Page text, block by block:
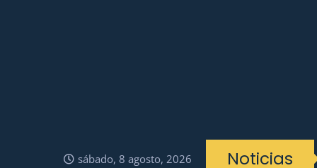
sábado, 8 agosto, 2026 Noticias